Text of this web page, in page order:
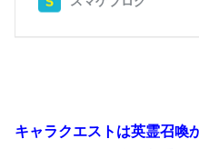
キャラクエストは英霊召喚